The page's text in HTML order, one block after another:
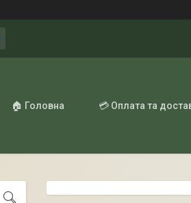
🏠 Головна 💳 Оплата та